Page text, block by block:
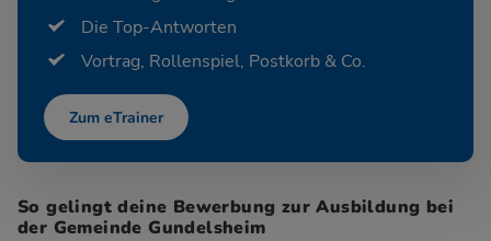
Die Top-Antworten
Vortrag, Rollenspiel, Postkorb & Co.
Zum eTrainer
So gelingt deine Bewerbung zur Ausbildung bei
der Gemeinde Gundelsheim